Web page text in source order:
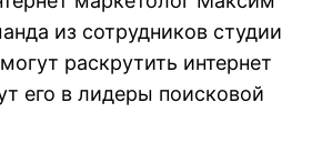
из сотрудников студии
раскрутить интернет
его в лидеры поисковой